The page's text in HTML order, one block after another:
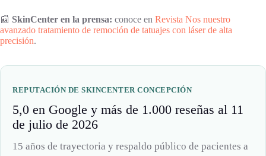
📰 SkinCenter en la prensa: conoce en Revista Nos nuestro
avanzado tratamiento de remoción de tatuajes con láser de alta
precisión.
REPUTACIÓN DE SKINCENTER CONCEPCIÓN
5,0 en Google y más de 1.000 reseñas al 11
de julio de 2026
15 años de trayectoria y respaldo público de pacientes a